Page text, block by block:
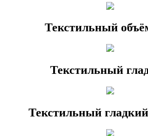
Текстильный
Текстильный
Текстильный